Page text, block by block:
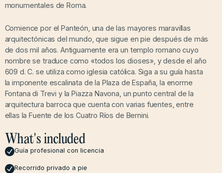
monumentales de Roma.
Comience por el Panteón, una de las mayores maravillas
arquitectónicas del mundo, que sigue en pie después de más
de dos mil años. Antiguamente era un templo romano cuyo
nombre se traduce como «todos los dioses», y desde el año
609 d. C. se utiliza como iglesia católica. Siga a su guía hasta
la imponente escalinata de la Plaza de España, la enorme
Fontana di Trevi y la Piazza Navona, un punto central de la
arquitectura barroca que cuenta con varias fuentes, entre
ellas la Fuente de los Cuatro Ríos de Bernini.
What's included
Guía profesional con licencia
Recorrido privado a pie